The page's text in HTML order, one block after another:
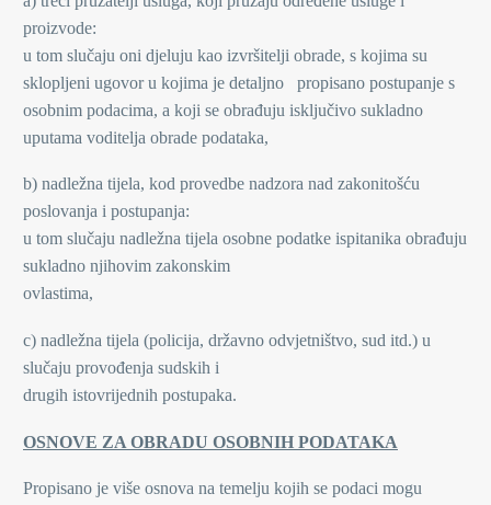
proizvode:
u tom slučaju oni djeluju kao izvršitelji obrade, s kojima su
sklopljeni ugovor u kojima je detaljno propisano postupanje s
osobnim podacima, a koji se obrađuju isključivo sukladno
uputama voditelja obrade podataka,
b) nadležna tijela, kod provedbe nadzora nad zakonitošću
poslovanja i postupanja:
u tom slučaju nadležna tijela osobne podatke ispitanika obrađuju
sukladno njihovim zakonskim
ovlastima,
c) nadležna tijela (policija, državno odvjetništvo, sud itd.) u
slučaju provođenja sudskih i
drugih istovrijednih postupaka.
OSNOVE ZA OBRADU OSOBNIH PODATAKA
Propisano je više osnova na temelju kojih se podaci mogu